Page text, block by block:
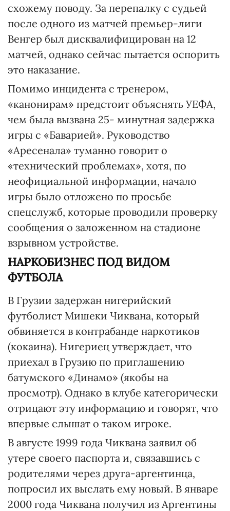
схожему поводу. За перепалку с судьей
после одного из матчей премьер-лиги
Венгер был дисквалифицирован на 12
матчей, однако сейчас пытается оспорить
это наказание.
Помимо инцидента с тренером,
«канонирам» предстоит объяснять УЕФА,
чем была вызвана 25- минутная задержка
игры с «Баварией». Руководство
«Аресенала» туманно говорит о
«технический проблемах», хотя, по
неофициальной информации, начало
игры было отложено по просьбе
спецслужб, которые проводили проверку
сообщения о заложенном на стадионе
взрывном устройстве.
НАРКОБИЗНЕС ПОД ВИДОМ
ФУТБОЛА
В Грузии задержан нигерийский
футболист Мишеки Чиквана, который
обвиняется в контрабанде наркотиков
(кокаина). Нигериец утверждает, что
приехал в Грузию по приглашению
батумского «Динамо» (якобы на
просмотр). Однако в клубе категорически
отрицают эту информацию и говорят, что
впервые слышат о таком игроке.
В августе 1999 года Чиквана заявил об
утере своего паспорта и, связавшись с
родителями через друга-аргентинца,
попросил их выслать ему новый. В январе
2000 года Чиквана получил из Аргентины